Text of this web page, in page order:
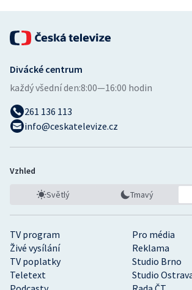
TV program
Pro média
Živé vysílání
Reklama
TV poplatky
Studio Brno
Teletext
Studio
Divácké centrum
každý všední den:8:00—16:00 hodin
261 136 113
info@ceskatelevize.cz
Vzhled
Světlý Tmavý